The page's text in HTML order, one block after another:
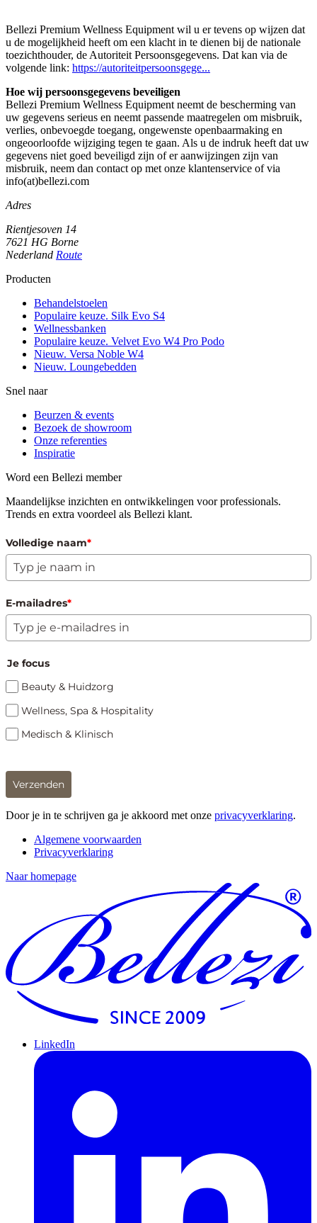
Bellezi Premium Wellness Equipment wil u er tevens op wijzen dat
u de mogelijkheid heeft om een klacht in te dienen bij de nationale
toezichthouder, de Autoriteit Persoonsgegevens. Dat kan via de
volgende link: https://autoriteitpersoonsgege...
Hoe wij persoonsgegevens beveiligen
Bellezi Premium Wellness Equipment neemt de bescherming van
uw gegevens serieus en neemt passende maatregelen om misbruik,
verlies, onbevoegde toegang, ongewenste openbaarmaking en
ongeoorloofde wijziging tegen te gaan. Als u de indruk heeft dat uw
gegevens niet goed beveiligd zijn of er aanwijzingen zijn van
misbruik, neem dan contact op met onze klantenservice of via
info(at)bellezi.com
Adres
Rientjesoven 14
7621 HG Borne
Nederland Route
Producten
Behandelstoelen
Populaire keuze. Silk Evo S4
Wellnessbanken
Populaire keuze. Velvet Evo W4 Pro Podo
Nieuw. Versa Noble W4
Nieuw. Loungebedden
Snel naar
Beurzen & events
Bezoek de showroom
Onze referenties
Inspiratie
Word een Bellezi member
Maandelijkse inzichten en ontwikkelingen voor professionals.
Trends en extra voordeel als Bellezi klant.
Volledige naam*
E-mailadres*
Je focus
Beauty & Huidzorg
Wellness, Spa & Hospitality
Medisch & Klinisch
Verzenden
Door je in te schrijven ga je akkoord met onze privacyverklaring.
Algemene voorwaarden
Privacyverklaring
Naar homepage
LinkedIn